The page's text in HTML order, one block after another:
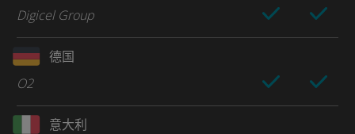
Digicel Group
德国
O2
意大利